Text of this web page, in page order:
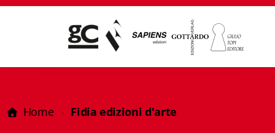
Home Fidia edizioni d'arte